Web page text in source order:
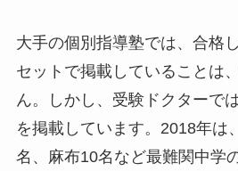
大手の個別指導塾では、合格
セットで掲載していることは
ん。しかし、受験ドクターで
を掲載しています。2018年は
名、麻布10名など最難関中学